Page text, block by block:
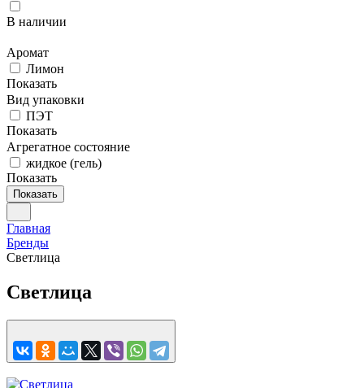
В наличии
Аромат
Лимон
Показать
Вид упаковки
ПЭТ
Показать
Агрегатное состояние
жидкое (гель)
Показать
Показать
Главная
Бренды
Светлица
Светлица